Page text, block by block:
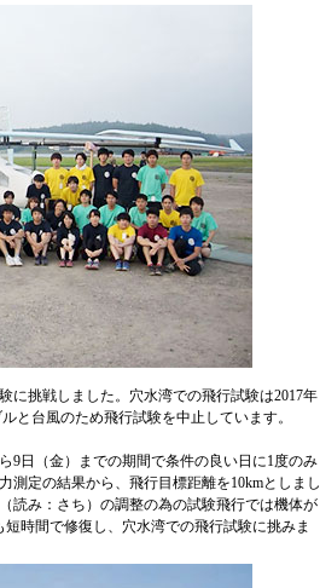
に挑戦しました。穴水湾での飛行試験は2017年
と台風のため飛行試験を中止しています。
9日（金）までの期間で条件の良い日に1度のみ
測定の結果から、飛行目標距離を10kmとしまし
読み：さち）の調整の為の試験飛行では機体が
時間で修復し、穴水湾での飛行試験に挑みま